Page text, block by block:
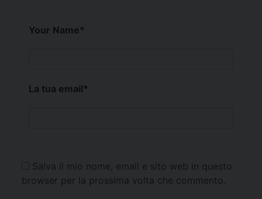
Your Name*
La tua email*
Salva il mio nome, email e sito web in questo
browser per la prossima volta che commento.